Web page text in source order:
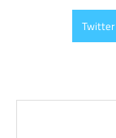
Twitter